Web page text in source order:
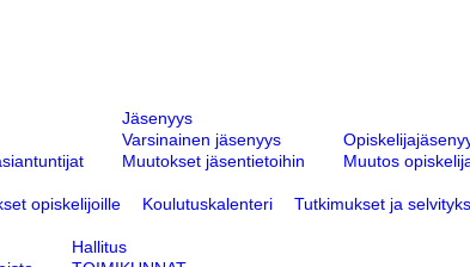
Jäsenyys
Varsinainen jäsenyys
Muutokset jäsentietoihin
Muutos
opiskelijoille Koulutuskalenteri
Tutkimukset ja
Hallitus